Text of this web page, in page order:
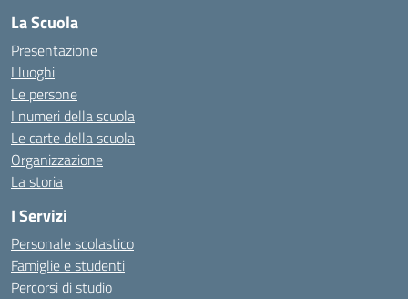
La Scuola
Presentazione
I luoghi
Le persone
I numeri della scuola
Le carte della scuola
Organizzazione
La storia
I Servizi
Personale scolastico
Famiglie e studenti
Percorsi di studio